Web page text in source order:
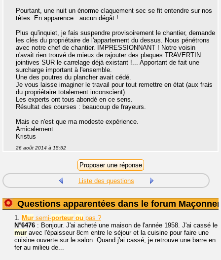
Pourtant, une nuit un énorme claquement sec se fit entendre sur nos
têtes. En apparence : aucun dégât !
Plus qu'inquiet, je fais suspendre provisoirement le chantier, demande
les clés du propriétaire de l'appartement du dessus. Nous pénétrons
avec notre chef de chantier. IMPRESSIONNANT ! Notre voisin
n'avait rien trouvé de mieux de rajouter des plaques TRAVERTIN
jointives SUR le carrelage déjà existant !... Apportant de fait une
surcharge important à l'ensemble.
Une des poutres du plancher avait cédé.
Je vous laisse imaginer le travail pour tout remettre en état (aux frais
du propriétaire totalement inconscient).
Les experts ont tous abondé en ce sens.
Résultat des courses : beaucoup de frayeurs.
Mais ce n'est que ma modeste expérience.
Amicalement.
Kristus
26 août 2014 à 15:52
Liste des questions
Questions apparentées dans le forum
1. Mur semi-porteur ou pas ?
N°6476 : Bonjour. J'ai acheté une maison de l'année 1958. J'ai cassé le
mur avec l'épaisseur 8cm entre le séjour et la cuisine pour faire une
cuisine ouverte sur le salon. Quand j'ai cassé, je retrouve une barre en
fer au milieu de...